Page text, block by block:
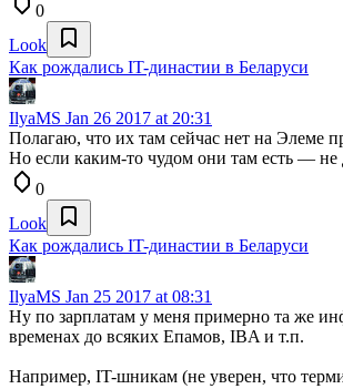
0
Look
Как рождались IT-династии в Беларуси
IlyaMS Jan 26 2017 at 20:31
Полагаю, что их там сейчас нет на Элеме
Но если каким-то чудом они там есть —
0
Look
Как рождались IT-династии в Беларуси
IlyaMS Jan 25 2017 at 08:31
Ну по зарплатам у меня примерно та же
временах до всяких Епамов, IBA и т.п.
Например, IT-шникам (не уверен, что